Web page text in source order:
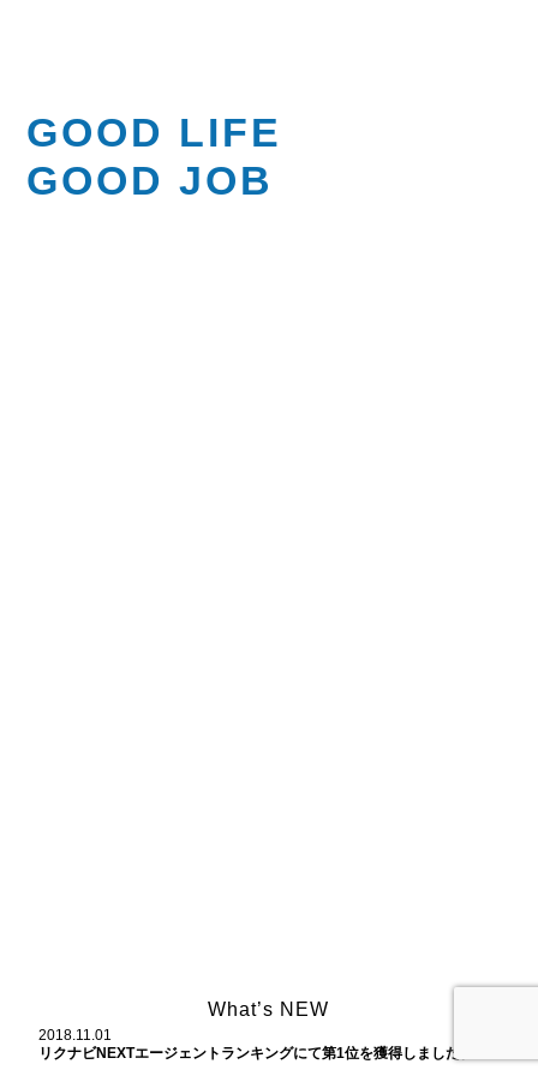
GOOD LIFE
GOOD JOB
What’s NEW
2018.11.01
リクナビNEXTエージェントランキングにて第1位を獲得しました。